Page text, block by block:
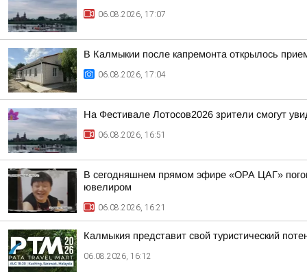
06.08.2026, 17:07
В Калмыкии после капремонта открылось
06.08.2026, 17:04
На Фестивале Лотосов2026 зрители смогут
06.08.2026, 16:51
В сегодняшнем прямом эфире «ОРА ЦАГ»
ювелиром
06.08.2026, 16:21
Калмыкия представит свой туристический
06.08.2026, 16:12